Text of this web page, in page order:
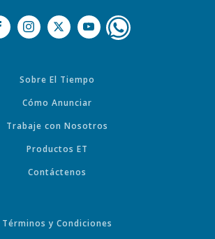
Sobre El Tiempo
Cómo Anunciar
Trabaje con Nosotros
Productos ET
Contáctenos
Términos y Condiciones